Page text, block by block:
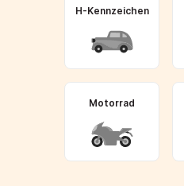
H-Kennzeichen
Motorrad